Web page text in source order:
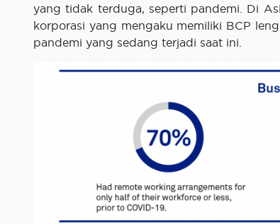
yang tidak terduga, seperti pandemi. Di
korporasi yang mengaku memiliki BCP
pandemi yang sedang terjadi saat ini.